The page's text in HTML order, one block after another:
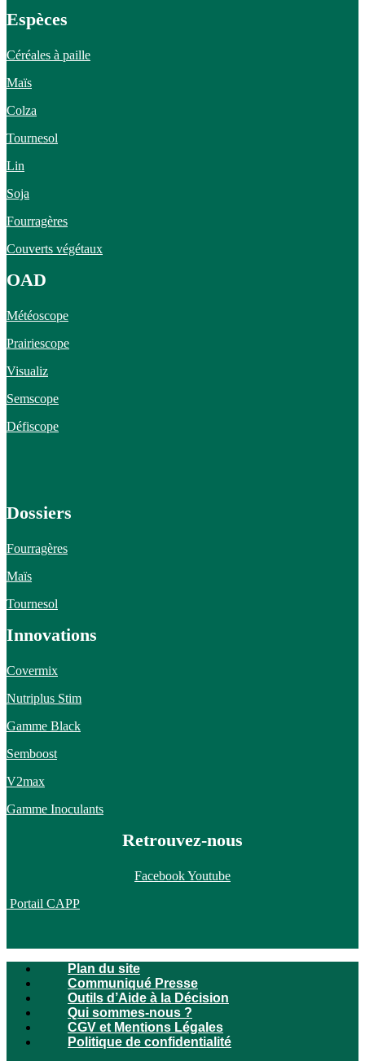
Espèces
Céréales à paille
Maïs
Colza
Tournesol
Lin
Soja
Fourragères
Couverts végétaux
OAD
Météoscope
Prairiescope
Visualiz
Semscope
Défiscope
Dossiers
Fourragères
Maïs
Tournesol
Innovations
Covermix
Nutriplus Stim
Gamme Black
Semboost
V2max
Gamme Inoculants
Retrouvez-nous
FacebookYoutube
Portail CAPP
Plan du site
Communiqué Presse
Outils d’Aide à la Décision
Qui sommes-nous ?
CGV et Mentions Légales
Politique de confidentialité